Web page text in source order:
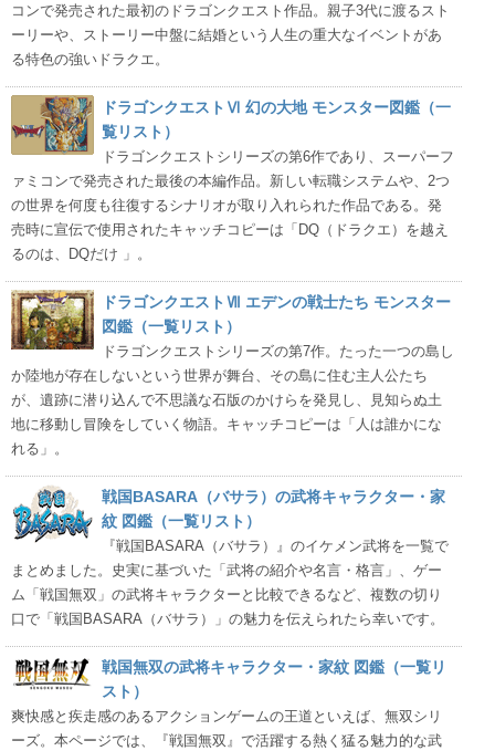
コンで発売された最初のドラゴンクエスト作品。親子3代に渡るスト
ーリーや、ストーリー中盤に結婚という人生の重大なイベントがあ
る特色の強いドラクエ。
ドラゴンクエストⅥ 幻の大地 モンスター図鑑（一
覧リスト）
ドラゴンクエストシリーズの第6作であり、スーパーフ
ァミコンで発売された最後の本編作品。新しい転職システムや、2つ
の世界を何度も往復するシナリオが取り入れられた作品である。発
売時に宣伝で使用されたキャッチコピーは「DQ（ドラクエ）を越え
るのは、DQだけ 」。
ドラゴンクエストⅦ エデンの戦士たち モンスター
図鑑（一覧リスト）
ドラゴンクエストシリーズの第7作。たった一つの島し
か陸地が存在しないという世界が舞台、その島に住む主人公たち
が、遺跡に潜り込んで不思議な石版のかけらを発見し、見知らぬ土
地に移動し冒険をしていく物語。キャッチコピーは「人は誰かにな
れる」。
戦国BASARA（バサラ）の武将キャラクター・家
紋 図鑑（一覧リスト）
『戦国BASARA（バサラ）』のイケメン武将を一覧で
まとめました。史実に基づいた「武将の紹介や名言・格言」、ゲー
ム「戦国無双」の武将キャラクターと比較できるなど、複数の切り
口で「戦国BASARA（バサラ）」の魅力を伝えられたら幸いです。
戦国無双の武将キャラクター・家紋 図鑑（一覧リ
スト）
爽快感と疾走感のあるアクションゲームの王道といえば、無双シリ
ーズ。本ページでは、『戦国無双』で活躍する熱く猛る魅力的な武